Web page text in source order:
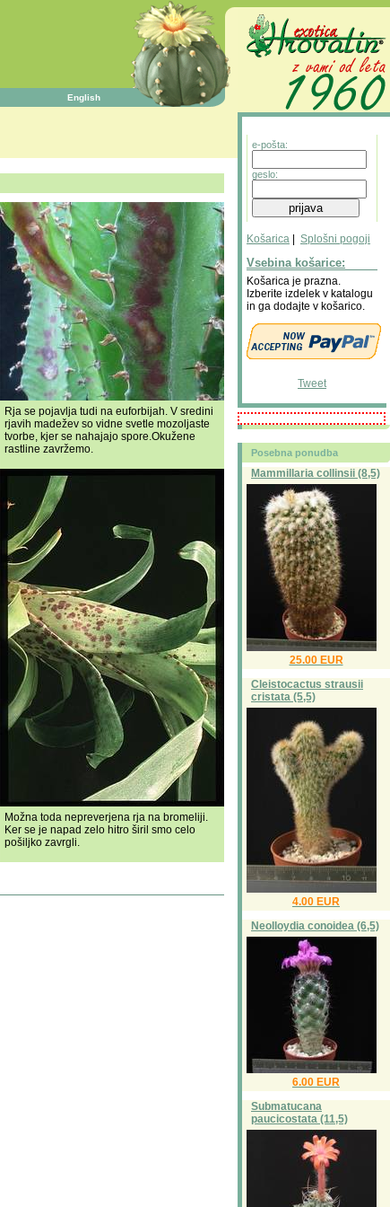
English
Rja se pojavlja tudi na euforbijah. V sredini
rjavih madežev so vidne svetle mozoljaste
tvorbe, kjer se nahajajo spore.Okužene
rastline zavržemo.
Možna toda nepreverjena rja na bromeliji.
Ker se je napad zelo hitro širil smo celo
pošiljko zavrgli.
e-pošta:
geslo:
Košarica Splošni pogoji
Vsebina košarice:
Košarica je prazna.
Izberite izdelek v katalogu
in ga dodajte v košarico.
Tweet
Posebna ponudba
Mammillaria collinsii (8,5)
25.00 EUR
Cleistocactus strausii
cristata (5,5)
4.00 EUR
Neolloydia conoidea (6,5)
6.00 EUR
Submatucana
paucicostata (11,5)